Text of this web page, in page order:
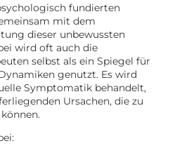
fundierten
mit dem
dieser unbewussten
wird oft auch die
selbst als ein Spiegel für
genutzt. Es wird
Symptomatik behandelt,
Ursachen, die zu